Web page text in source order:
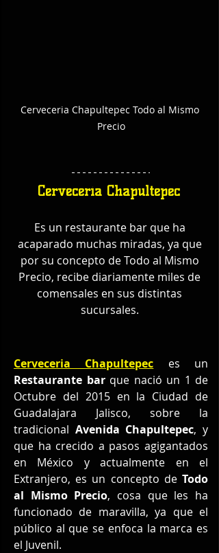
Cerveceria Chapultepec Todo al Mismo
Precio
Cervecería Chapultepec
Es un restaurante bar que ha
acaparado muchas miradas, ya que
por su concepto de Todo al Mismo
Precio, recibe diariamente miles de
comensales en sus distintas
sucursales.
Cerveceria Chapultepec
Restaurante bar que nació un 1 de
Octubre del 2015 en la Ciudad de
Guadalajara Jalisco, sobre la
tradicional Avenida Chapultepec, y
que ha crecido a pasos agigantados
en México y actualmente en el
Extranjero, es un concepto de Todo
al Mismo Precio, cosa que les ha
funcionado de maravilla, ya que el
público al que se enfoca la marca es
el Juvenil.